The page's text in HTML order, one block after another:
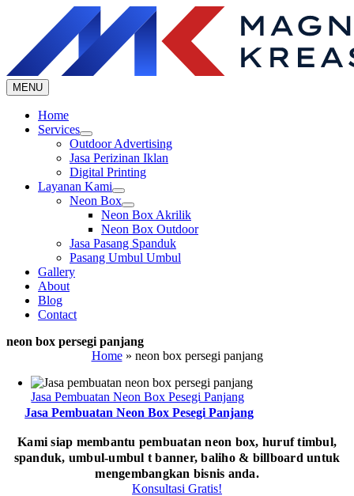
content
MENU
Home
Services
Outdoor Advertising
Jasa Perizinan Iklan
Digital Printing
Layanan Kami
Neon Box
Neon Box Akrilik
Neon Box Outdoor
Jasa Pasang Spanduk
Pasang Umbul Umbul
Gallery
About
Blog
Contact
neon box persegi panjang
Home» neon box persegi panjang
Jasa Pembuatan Neon Box Pesegi Panjang
Jasa Pembuatan Neon Box Pesegi Panjang
Kami siap membantu pembuatan neon box, huruf timbul,
spanduk, umbul-umbul t banner, baliho & billboard untuk
mengembangkan bisnis anda.
Konsultasi Gratis!